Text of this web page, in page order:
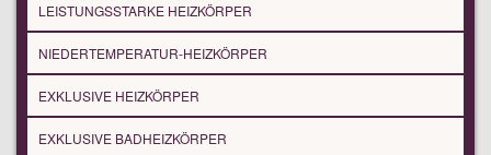
LEISTUNGSSTARKE HEIZKÖRPER
NIEDERTEMPERATUR-HEIZKÖRPER
EXKLUSIVE HEIZKÖRPER
EXKLUSIVE BADHEIZKÖRPER